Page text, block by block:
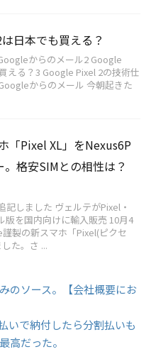
日本でも買える？
からのメール2 Google
える？3 Google Pixel 2の技術仕
からのメール 今朝起きた
「Pixel XL」をNexus6P
。格安SIMとの相性は？
しました ヴェルテがPixel・
版を国内向けに輸入販売 10月4
製の新スマホ「Pixel(ピクセ
た。さ ...
のソース。【会社概要にお
いで納付したら分割払いも
高だった。